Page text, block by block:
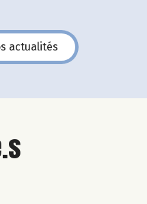
actualités